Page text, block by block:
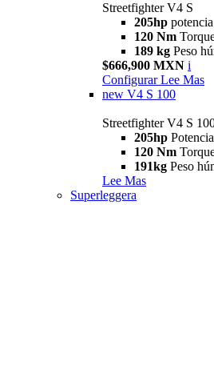
Streetfighter V4 S
205hp potencia
120 Nm
189 kg Peso
$666,900 MXN i
Configurar Lee Mas
new V4 S 100
Streetfighter V4 S
205hp Potencia
120 Nm
191kg Peso
Lee Mas
Superleggera